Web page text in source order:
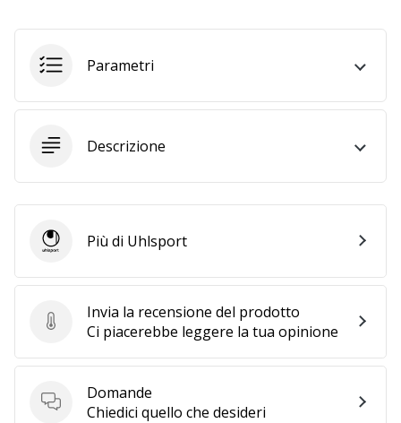
Parametri
Descrizione
Invia la recensione del prodotto
Invia la recensione del prodotto
Ci piacerebbe leggere la tua opinione
Domande
Domande
Chiedici quello che desideri
UhlsportPiù di Uhlsport